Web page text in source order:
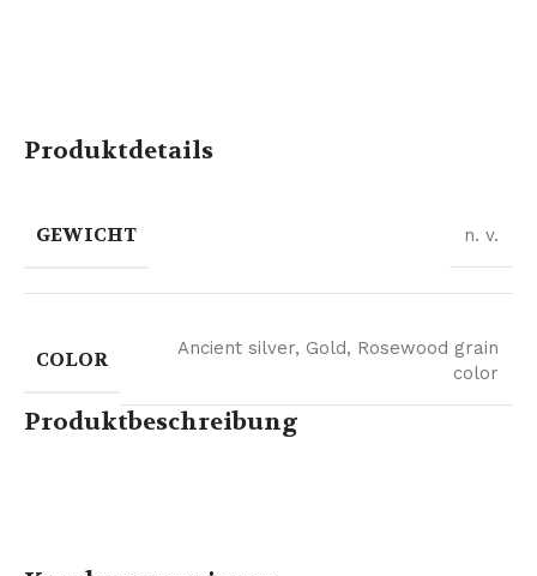
Produktdetails
GEWICHT n. v.
COLOR Ancient silver, Gold, Rosewood grain
color
Produktbeschreibung